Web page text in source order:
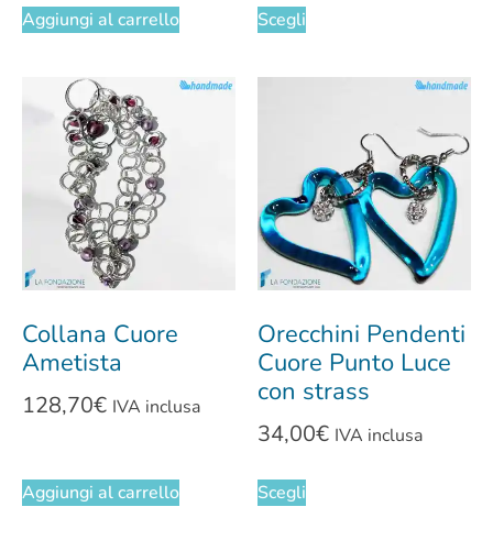
Aggiungi al carrello Scegli
Collana Cuore
Ametista
128,70€ IVA inclusa
Aggiungi al carrello
Orecchini Pendenti
Cuore Punto Luce
con strass
34,00€ IVA inclusa
Scegli